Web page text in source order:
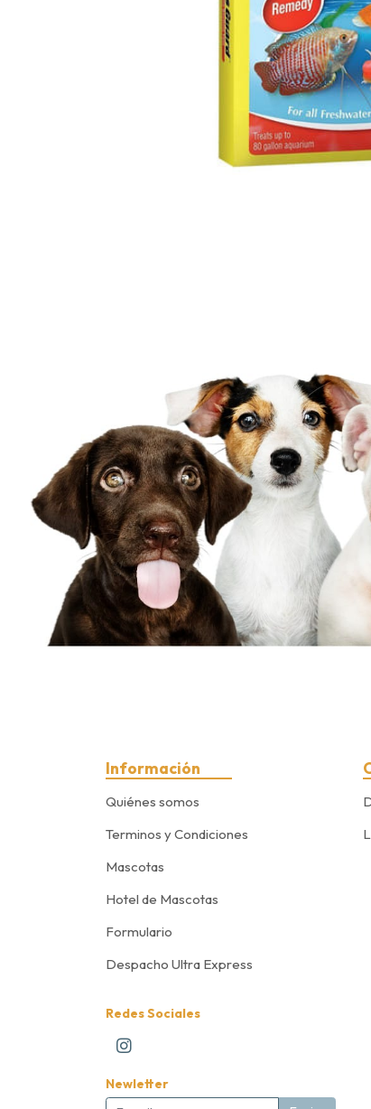
Información
Quiénes somos
Terminos y Condiciones
Mascotas
Hotel de Mascotas
Formulario
Despacho Ultra Express
Redes Sociales
Newletter